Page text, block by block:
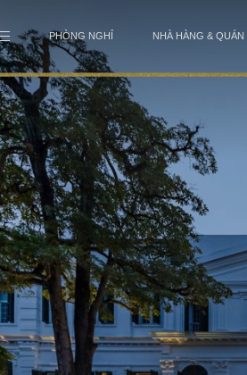
PHÒNG NGHỈ NHÀ HÀNG & QUÁN